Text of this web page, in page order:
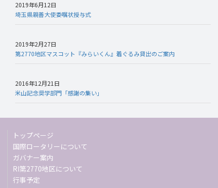
2019年6月12日
埼玉県親善大使委嘱状授与式
2019年2月27日
第2770地区マスコット『みらいくん』着ぐるみ貸出のご案内
2016年12月21日
米山記念奨学部門「感謝の集い」
トップページ
国際ロータリーについて
ガバナー案内
RI第2770地区について
行事予定